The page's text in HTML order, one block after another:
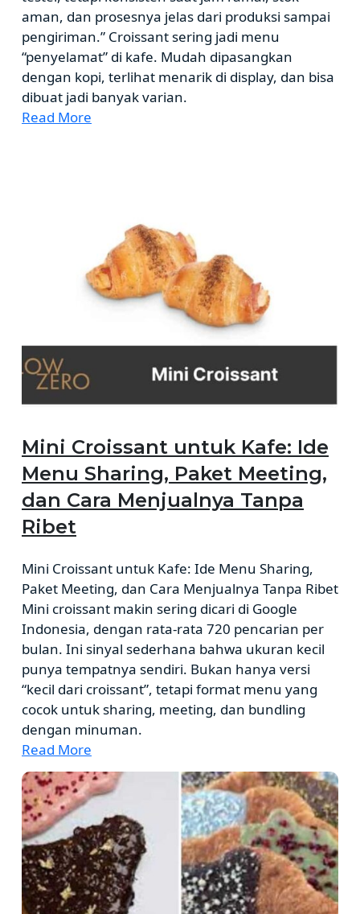
aman, dan prosesnya jelas dari produksi sampai
pengiriman.” Croissant sering jadi menu
“penyelamat” di kafe. Mudah dipasangkan
dengan kopi, terlihat menarik di display, dan bisa
dibuat jadi banyak varian.
Read More
Mini Croissant untuk Kafe: Ide
Menu Sharing, Paket Meeting,
dan Cara Menjualnya Tanpa
Ribet
Mini Croissant untuk Kafe: Ide Menu Sharing,
Paket Meeting, dan Cara Menjualnya Tanpa Ribet
Mini croissant makin sering dicari di Google
Indonesia, dengan rata-rata 720 pencarian per
bulan. Ini sinyal sederhana bahwa ukuran kecil
punya tempatnya sendiri. Bukan hanya versi
“kecil dari croissant”, tetapi format menu yang
cocok untuk sharing, meeting, dan bundling
dengan minuman.
Read More